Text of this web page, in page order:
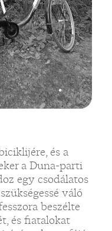
és a
a Duna-parti
egy csodálatos
váló
beszélte
és fiatalokat